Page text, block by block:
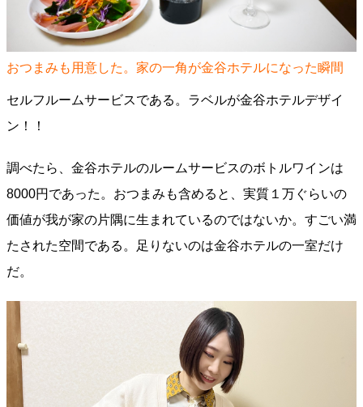
おつまみも用意した。家の一角が金谷ホテルになった瞬間
セルフルームサービスである。ラベルが金谷ホテルデザイ
ン！！
調べたら、金谷ホテルのルームサービスのボトルワインは
8000円であった。おつまみも含めると、実質１万ぐらいの
価値が我が家の片隅に生まれているのではないか。すごい満
たされた空間である。足りないのは金谷ホテルの一室だけ
だ。